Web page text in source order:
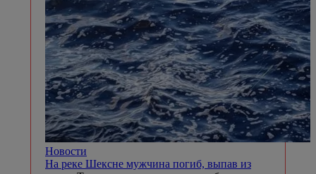
Новости
На реке Шексне мужчина погиб, выпав из